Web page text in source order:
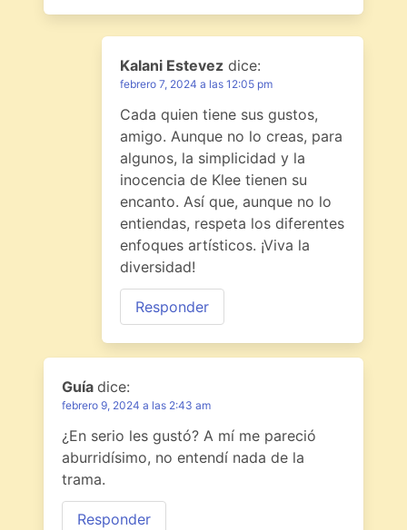
Kalani Estevez dice:
febrero 7, 2024 a las 12:05 pm
Cada quien tiene sus gustos,
amigo. Aunque no lo creas, para
algunos, la simplicidad y la
inocencia de Klee tienen su
encanto. Así que, aunque no lo
entiendas, respeta los diferentes
enfoques artísticos. ¡Viva la
diversidad!
Responder
Guía dice:
febrero 9, 2024 a las 2:43 am
¿En serio les gustó? A mí me pareció
aburridísimo, no entendí nada de la
trama.
Responder